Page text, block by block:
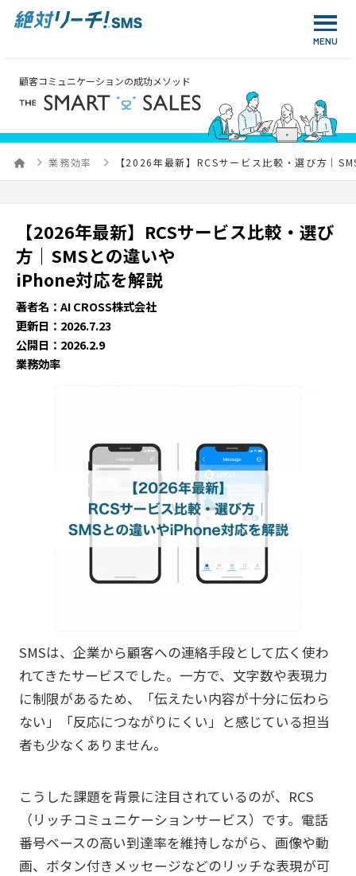
顧客コミュニケーションの成功メソッド
業務効率 【2026年最新】RCSサービス比較・選び方｜
【2026年最新】RCSサービス比較・選び
方｜SMSとの違いや
iPhone対応を解説
著者名：AI CROSS株式会社
更新日：2026.7.23
公開日：2026.2.9
業務効率
SMSは、企業から顧客への連絡手段として広く使わ
れてきたサービスでした。一方で、文字数や表現力
に制限があるため、「伝えたい内容が十分に伝わら
ない」「反応につながりにくい」と感じている担当
者も少なくありません。
こうした課題を背景に注目されているのが、RCS
（リッチコミュニケーションサービス）です。電話
番号ベースの高い到達率を維持しながら、画像や動
画、ボタン付きメッセージなどのリッチな表現が可